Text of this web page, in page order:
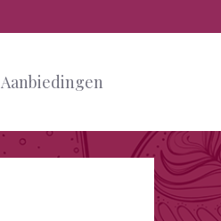
Aanbiedingen